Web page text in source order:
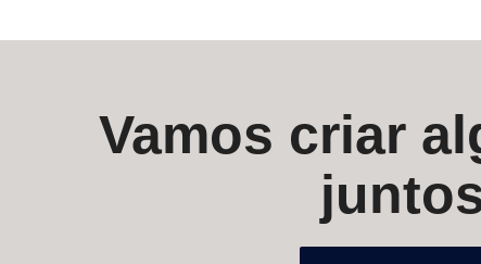
Vamos criar